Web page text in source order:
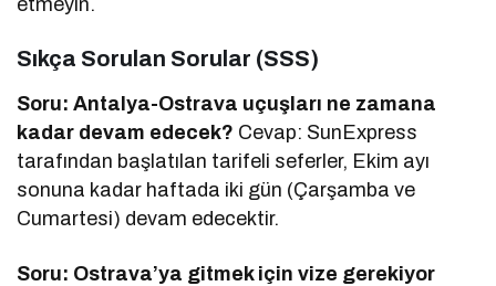
Sıkça Sorulan Sorular (SSS)
Soru: Antalya-Ostrava uçuşları ne zamana
kadar devam edecek? Cevap: SunExpress
tarafından başlatılan tarifeli seferler, Ekim ayı
sonuna kadar haftada iki gün (Çarşamba ve
Cumartesi) devam edecektir.
Soru: Ostrava’ya gitmek için vize gerekiyor